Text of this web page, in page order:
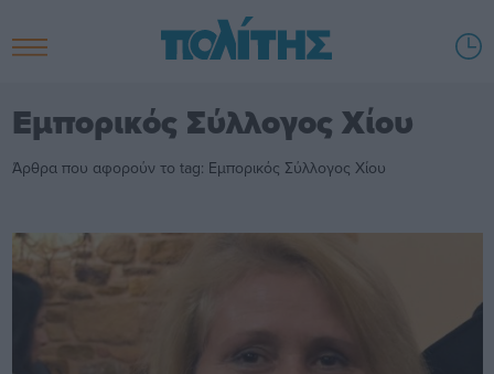
Εμπορικός Σύλλογος Χίου
Άρθρα που αφορούν το tag: Εμπορικός Σύλλογος Χίου